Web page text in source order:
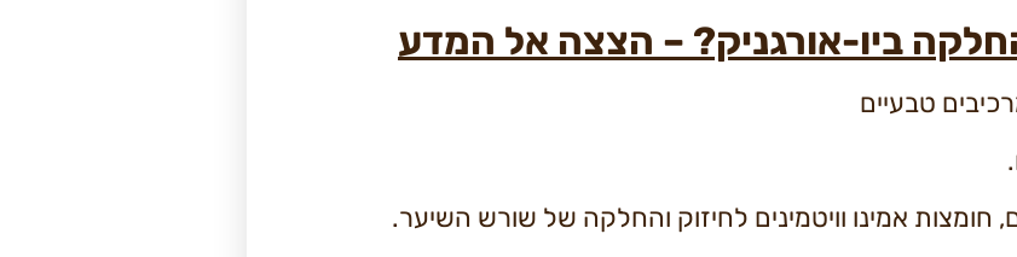
ביו-אורגניק? – הצצה אל המדע
טבעיים
אמינו וויטמינים לחיזוק והחלקה של שורש השיער.